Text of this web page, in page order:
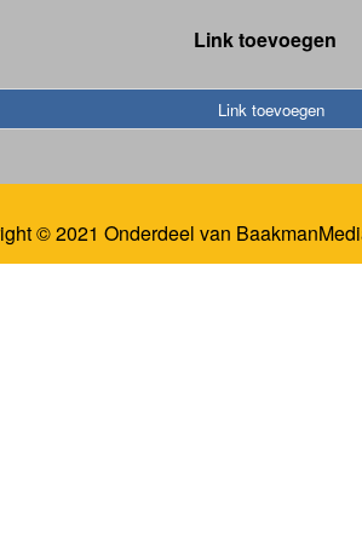
Link toevoegen
Link toevoegen
© 2021 Onderdeel van